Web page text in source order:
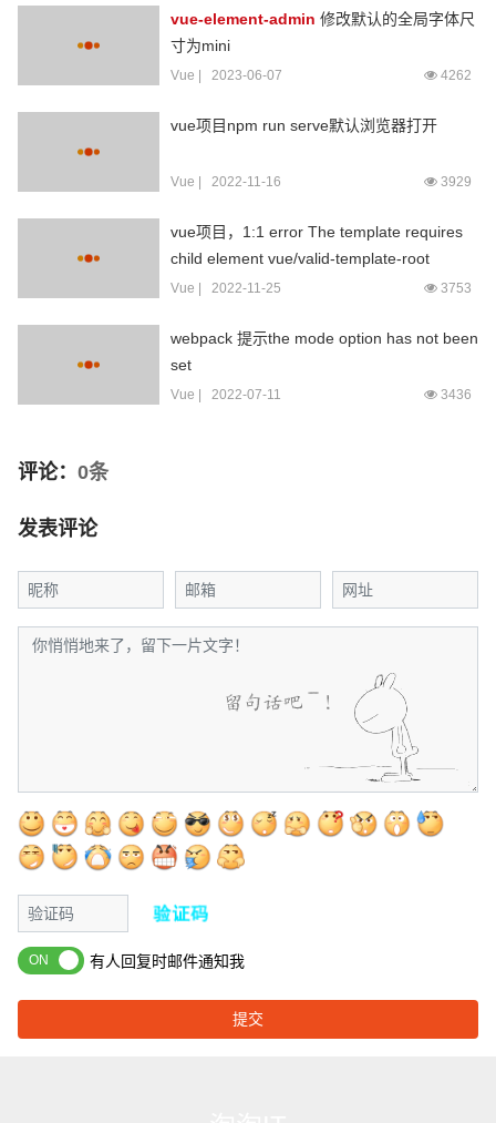
vue-element-admin 修改默认的全局字体尺
寸为mini
Vue 2023-06-07 4262
vue项目npm run serve默认浏览器打开
Vue 2022-11-16 3929
vue项目，1:1 error The template requires
child element vue/valid-template-root
Vue 2022-11-25 3753
webpack 提示the mode option has not been
set
Vue 2022-07-11 3436
评论： 0条
发表评论
有人回复时邮件通知我
提交